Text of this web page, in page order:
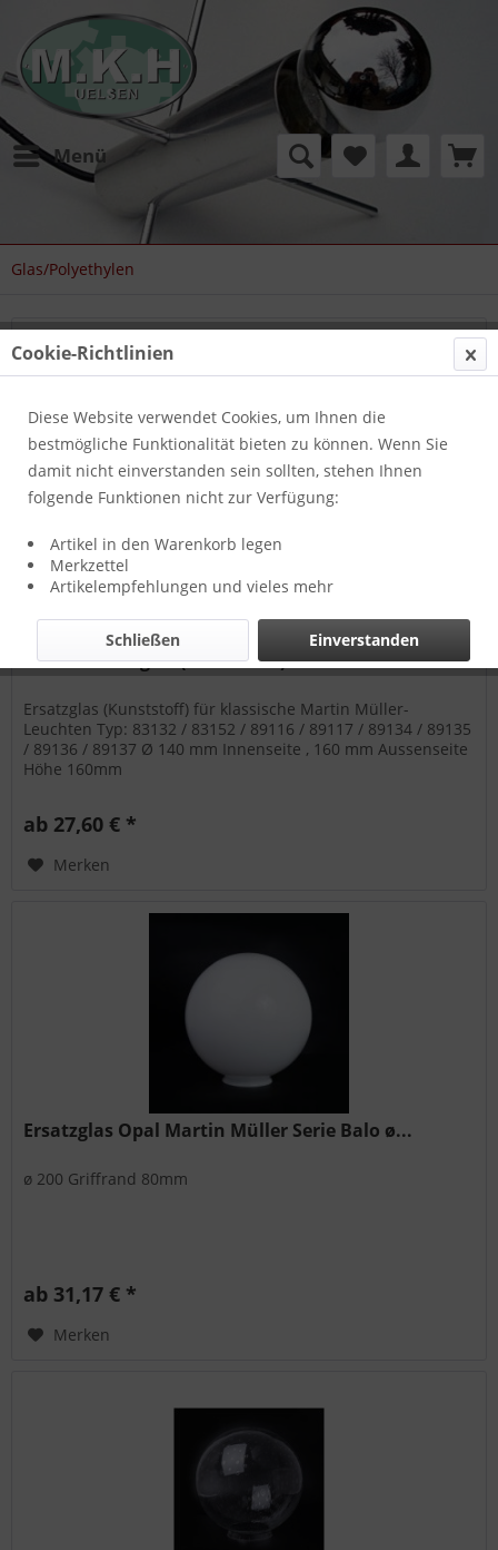
Menü
Glas/Polyethylen
Filtern
G 1391 Ersatzglas (Kunststoff) für Martin...
Ersatzglas (Kunststoff) für klassische Martin Müller-
Leuchten Typ: 83132 / 83152 / 89116 / 89117 / 89134 / 89135
/ 89136 / 89137 Ø 140 mm Innenseite , 160 mm Aussenseite
Höhe 160mm
ab 27,60 € *
Merken
Ersatzglas Opal Martin Müller Serie Balo ø...
ø 200 Griffrand 80mm
ab 31,17 € *
Merken
Cookie-Richtlinien
Diese Website verwendet Cookies, um Ihnen die
bestmögliche Funktionalität bieten zu können. Wenn Sie
damit nicht einverstanden sein sollten, stehen Ihnen
folgende Funktionen nicht zur Verfügung:
Artikel in den Warenkorb legen
Merkzettel
Artikelempfehlungen und vieles mehr
Einverstanden
Schließen